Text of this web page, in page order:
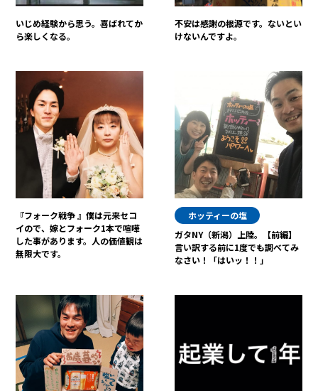
いじめ経験から思う。喜ばれてか
ら楽しくなる。
不安は感謝の根源です。ないとい
けないんですよ。
『フォーク戦争 』僕は元来セコ
イので、嫁とフォーク1本で喧嘩
した事があります。人の価値観は
無限大です。
ホッティーの塩
ガタNY（新潟）上陸。【前編】
言い訳する前に1度でも調べてみ
なさい！「はいッ！！」